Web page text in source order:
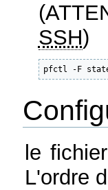
SSH)
pfctl -F
le
L'ordre